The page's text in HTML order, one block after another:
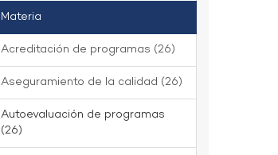
Materia
Acreditación de programas (26)
Aseguramiento de la calidad (26)
Autoevaluación de programas
(26)